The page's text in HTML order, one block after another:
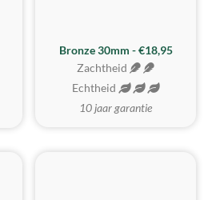
BESTE KOOP
Bronze 30mm - €18,95
Zachtheid
Echtheid
10 jaar garantie